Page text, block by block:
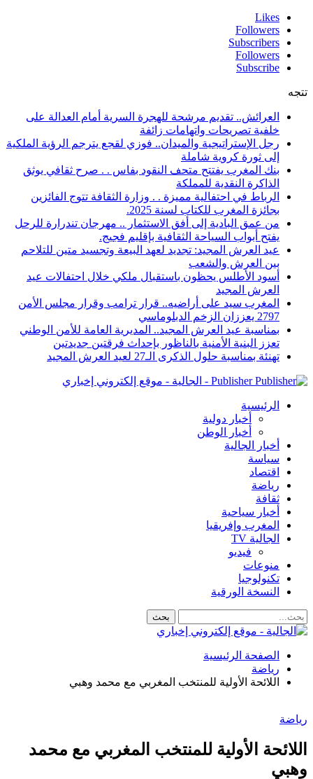
Likes
Followers
Subscribers
Followers
Subscribe
تتجه
العرائش.. تقديم مرشحة للهجرة السرية أمام العدالة على
خلفية تصريحات واتهامات زائفة
رجل الإستراتيجية والميدان.. فوزي لقجع يترجم الرؤية الملكية
إلى ثورة كروية شاملة
بنك المغرب يفتتح متحف النقود بفاس . . صرح ثقافي يوثق
الذاكرة النقدية للمملكة
الرباط في احتفالية مميزة . . وزارة الثقافة تتوج الفائزين
بجائزة المغرب للكتاب لسنة 2025.
من عمق البادية إلى أفق الاستثمار .. مهرجان تندرارة للرحل
يفتح أبواب السياحة الثقافية بإقليم فجيج.
عيد العرش المجيد: تجديد لعهد البيعة وتجسيد متين للتلاحم
بين العرش والشعب
أسود الأطلس يحظون باستقبال ملكي خلال احتفالات عيد
العرش المجيد
المغرب سيد على أراضيه.. قرار ترامب وقرار مجلس الأمن
2797 يعززان الزخم الدبلوماسي
بمناسبة عيد العرش المجيد.. المديرية العامة للأمن الوطني
تعزز البنية الأمنية بالناظور بإحداث فرقتين جديدتين
تهنئة بمناسبة حلول الذكرى الـ27 لعيد العرش المجيد
Publisher - الجالية - موقع إلكتروني إخباري
الرئيسية
أخبار دولية
أخبار الوطن
أخبار الجالية
سياسة
اقتصاد
رياضة
ثقافة
أخبار سياحية
المغرب وإفريقيا
الجالية TV
فيديو
منوعات
تكنولوجيا
النسخة الورقية
الصفحة الرئيسية
رياضة
اللائحة الأولية للمنتخب المغربي مع محمد وهبي
رياضة
اللائحة الأولية للمنتخب المغربي مع محمد
وهبي